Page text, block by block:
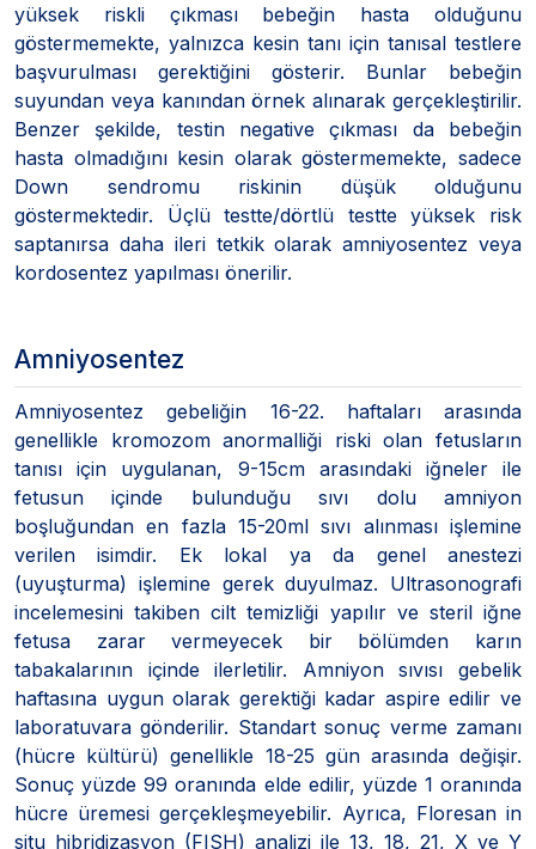
yüksek riskli çıkması bebeğin hasta olduğunu
göstermemekte, yalnızca kesin tanı için tanısal testlere
başvurulması gerektiğini gösterir. Bunlar bebeğin
suyundan veya kanından örnek alınarak gerçekleştirilir.
Benzer şekilde, testin negative çıkması da bebeğin
hasta olmadığını kesin olarak göstermemekte, sadece
Down sendromu riskinin düşük olduğunu
göstermektedir. Üçlü testte/dörtlü testte yüksek risk
saptanırsa daha ileri tetkik olarak amniyosentez veya
kordosentez yapılması önerilir.
Amniyosentez
Amniyosentez gebeliğin 16-22. haftaları arasında
genellikle kromozom anormalliği riski olan fetusların
tanısı için uygulanan, 9-15cm arasındaki iğneler ile
fetusun içinde bulunduğu sıvı dolu amniyon
boşluğundan en fazla 15-20ml sıvı alınması işlemine
verilen isimdir. Ek lokal ya da genel anestezi
(uyuşturma) işlemine gerek duyulmaz. Ultrasonografi
incelemesini takiben cilt temizliği yapılır ve steril iğne
fetusa zarar vermeyecek bir bölümden karın
tabakalarının içinde ilerletilir. Amniyon sıvısı gebelik
haftasına uygun olarak gerektiği kadar aspire edilir ve
laboratuvara gönderilir. Standart sonuç verme zamanı
(hücre kültürü) genellikle 18-25 gün arasında değişir.
Sonuç yüzde 99 oranında elde edilir, yüzde 1 oranında
hücre üremesi gerçekleşmeyebilir. Ayrıca, Floresan in
situ hibridizasyon (FISH) analizi ile 13, 18, 21, X ve Y